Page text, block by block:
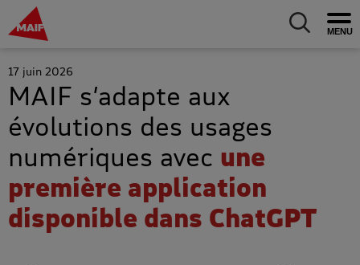
MAIF Entreprise - Allez à l'accueil Allez au
17 juin 2026
MAIF s’adapte aux
évolutions des usages
numériques avec une
première application
disponible dans ChatGPT